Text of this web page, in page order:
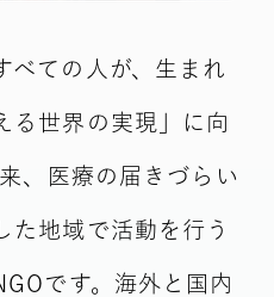
べての人が、生まれ
る世界の実現」に向
、医療の届きづらい
た地域で活動を行う
です。海外と国内